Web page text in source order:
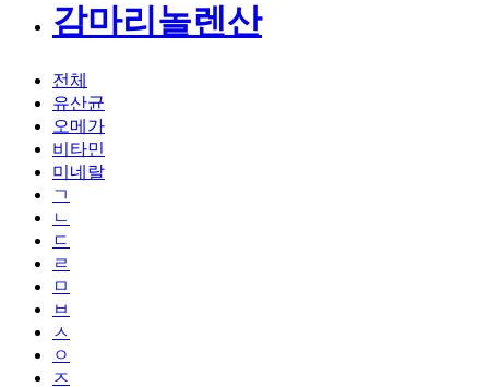
감마리놀렌산
전체
유산균
오메가
비타민
미네랄
ㄱ
ㄴ
ㄷ
ㄹ
ㅁ
ㅂ
ㅅ
ㅇ
ㅈ